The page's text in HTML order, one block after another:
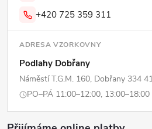
+420 725 359 311
ADRESA VZORKOVNY
Podlahy Dobřany
Náměstí T.G.M. 160, Dobřany 334
PO–PÁ 11:00–12:00, 13:00–18:00